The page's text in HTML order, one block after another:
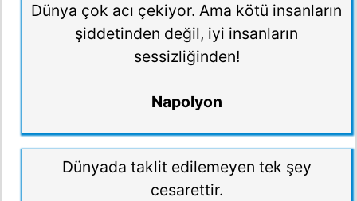
Dünya çok acı çekiyor. Ama kötü insanların
şiddetinden değil, iyi insanların
sessizliğinden!
Napolyon
Dünyada taklit edilemeyen tek şey
cesarettir.